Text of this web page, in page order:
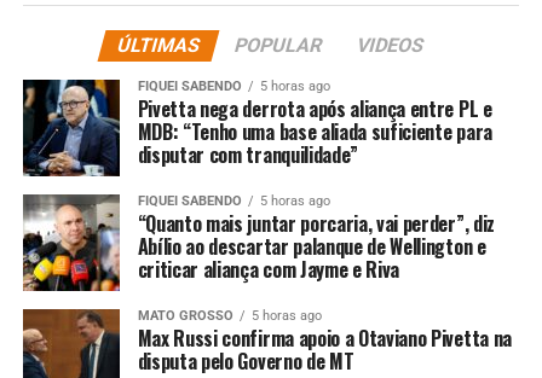
de Massagem Modeladora e Turbinada, Mídias Digitais
para a Melhor Idade e Maquiagem para Festas. Dúvidas
ou pelo WhatsApp (65) 99917-7739.
O projeto Escola da Mulher, liderado pela secretária da
Mulher, tenente-coronel Hadassah Suzannah, tem
promovido políticas públicas voltadas ao incentivo da
autonomia financeira feminina.
Em 2025, foram ofertados 24 cursos de qualificação
profissional, totalizando 630 vagas. Ao todo, 576 alunas
participaram das formações e 409 concluíram os cursos.
ÚLTIMAS POPULAR VIDEOS
FIQUEI SABENDO 5 horas ago
Pivetta nega derrota após aliança entre PL e
MDB: “Tenho uma base aliada suficiente para
disputar com tranquilidade”
FIQUEI SABENDO 5 horas ago
“Quanto mais juntar porcaria, vai perder”, diz
Abílio ao descartar palanque de Wellington e
criticar aliança com Jayme e Riva
MATO GROSSO 5 horas ago
Max Russi confirma apoio a Otaviano Pivetta na
disputa pelo Governo de MT